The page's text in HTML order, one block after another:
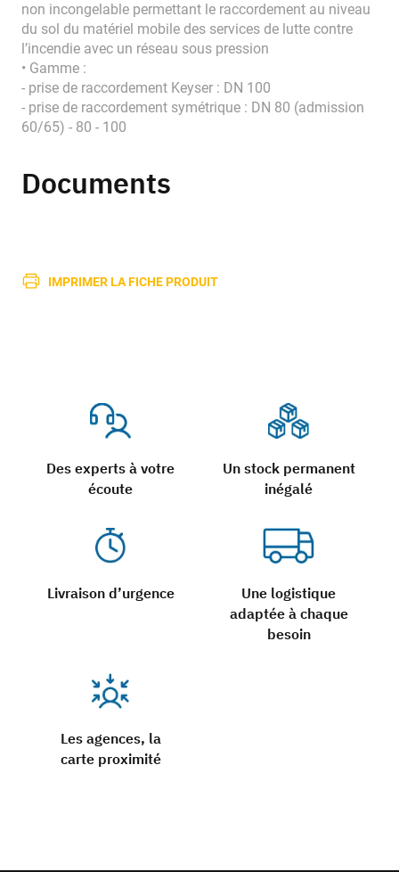
non incongelable permettant le raccordement au niveau
du sol du matériel mobile des services de lutte contre
l’incendie avec un réseau sous pression
• Gamme :
- prise de raccordement Keyser : DN 100
- prise de raccordement symétrique : DN 80 (admission
60/65) - 80 - 100
Documents
IMPRIMER LA FICHE PRODUIT
Des experts à votre
écoute
Un stock permanent
inégalé
Livraison d’urgence
Une logistique
adaptée à chaque
besoin
Les agences, la
carte proximité